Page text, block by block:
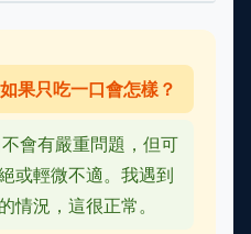
果只吃一口會怎樣？
會有嚴重問題，但可
或輕微不適。我遇到
情況，這很正常。